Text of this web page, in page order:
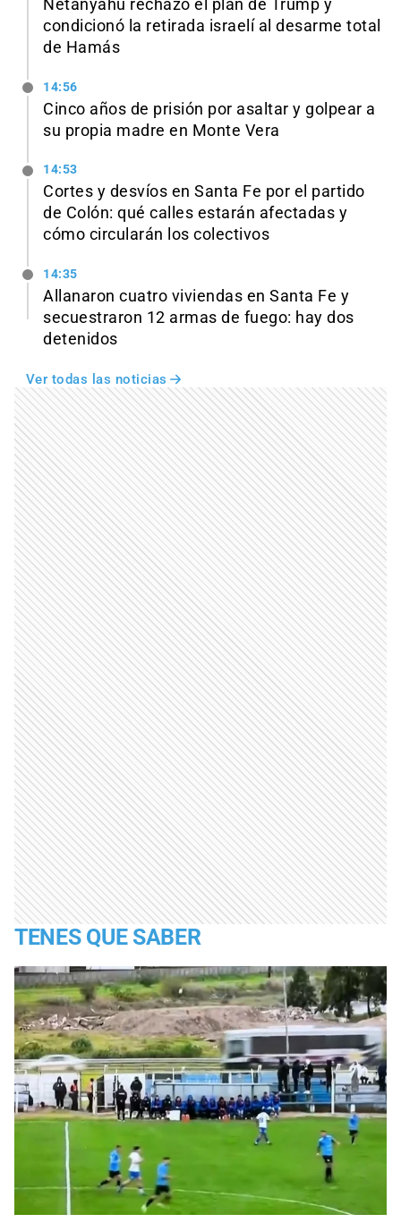
Netanyahu rechazó el plan de Trump y
condicionó la retirada israelí al desarme total
de Hamás
14:56
Cinco años de prisión por asaltar y golpear a
su propia madre en Monte Vera
14:53
Cortes y desvíos en Santa Fe por el partido
de Colón: qué calles estarán afectadas y
cómo circularán los colectivos
14:35
Allanaron cuatro viviendas en Santa Fe y
secuestraron 12 armas de fuego: hay dos
detenidos
Ver todas las noticias
TENES QUE SABER